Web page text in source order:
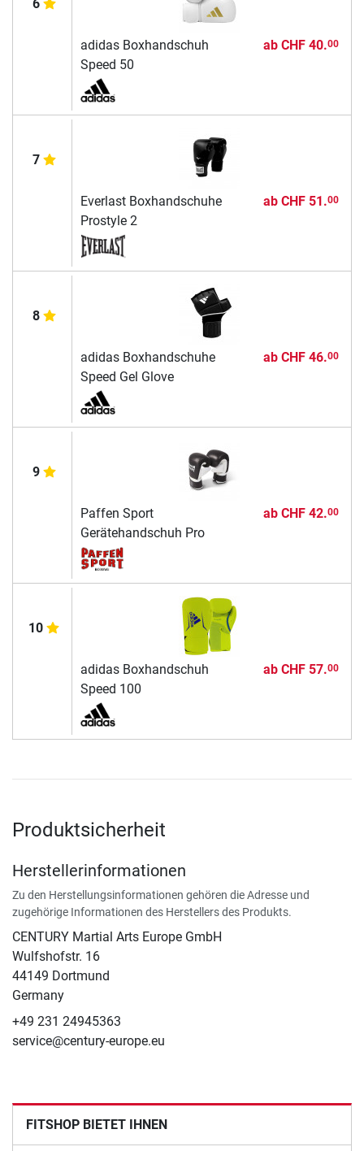
6
adidas Boxhandschuh
Speed 50
ab CHF 40.00
7
Everlast Boxhandschuhe
Prostyle 2
ab CHF 51.00
8
adidas Boxhandschuhe
Speed Gel Glove
ab CHF 46.00
9
Paffen Sport
Gerätehandschuh Pro
ab CHF 42.00
10
adidas Boxhandschuh
Speed 100
ab CHF 57.00
Produktsicherheit
Herstellerinformationen
Zu den Herstellungsinformationen gehören die Adresse und
zugehörige Informationen des Herstellers des Produkts.
CENTURY Martial Arts Europe GmbH
Wulfshofstr. 16
44149 Dortmund
Germany
+49 231 24945363
service@century-europe.eu
FITSHOP BIETET IHNEN